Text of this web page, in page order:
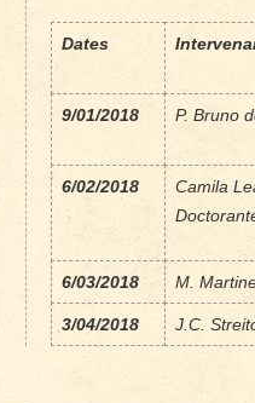
Dates
9/01/2018 P. Bruno
6/02/2018
Camila
6/03/2018 M.
3/04/2018 J.C.